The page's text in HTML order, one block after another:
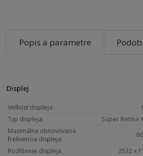
Popis a parametre
Displej
Veľkosť displeja:
Typ displeja:
Super Retina
Maximálna obnovovacia
frekvencia displeja:
Rozlíšenie displeja:
2532 x